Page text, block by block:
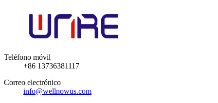
Teléfono móvil
+86 13736381117
Correo electrónico
info@wellnowus.com